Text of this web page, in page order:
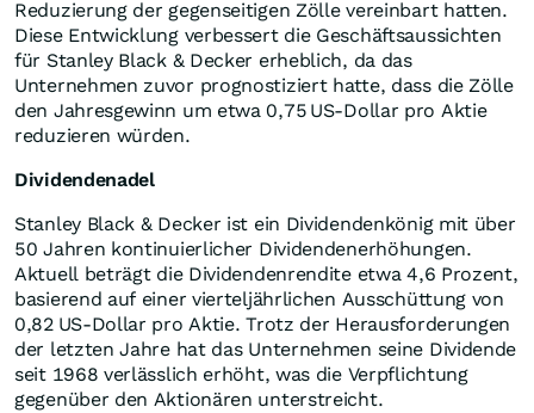
Reduzierung der gegenseitigen Zölle vereinbart hatten.
Diese Entwicklung verbessert die Geschäftsaussichten
für Stanley Black & Decker erheblich, da das
Unternehmen zuvor prognostiziert hatte, dass die Zölle
den Jahresgewinn um etwa 0,75 US-Dollar pro Aktie
reduzieren würden.
Dividendenadel
Stanley Black & Decker ist ein Dividendenkönig mit über
50 Jahren kontinuierlicher Dividendenerhöhungen.
Aktuell beträgt die Dividendenrendite etwa 4,6 Prozent,
basierend auf einer vierteljährlichen Ausschüttung von
0,82 US-Dollar pro Aktie. Trotz der Herausforderungen
der letzten Jahre hat das Unternehmen seine Dividende
seit 1968 verlässlich erhöht, was die Verpflichtung
gegenüber den Aktionären unterstreicht.